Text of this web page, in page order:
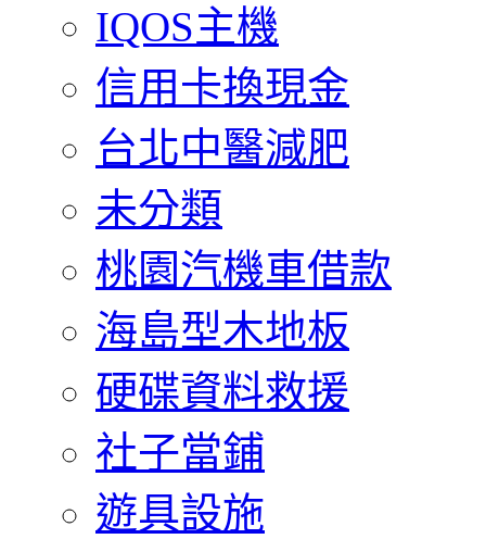
IQOS主機
信用卡換現金
台北中醫減肥
未分類
桃園汽機車借款
海島型木地板
硬碟資料救援
社子當鋪
遊具設施